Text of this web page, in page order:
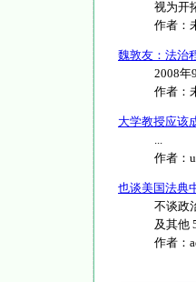
视为开
作者：
魏敦友：法治
2008年
作者：
大学教授应该
...
作者：
也谈美国法典
不谈政
及其他
作者：